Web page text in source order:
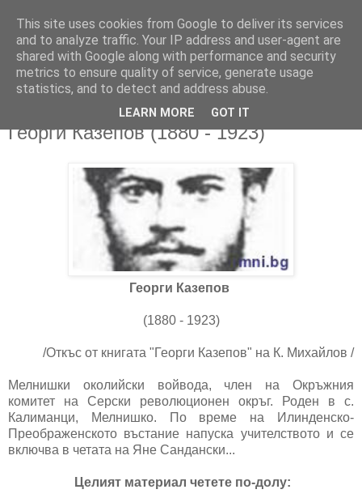
Георги Казепов (1880 - 1923)
Георги Казепов
(1880 - 1923)
/Откъс от книгата "Георги Казепов" на К. Михайлов /
Мелнишки околийски войвода, член на Окръжния
комитет на Серски революционен окръг. Роден в с.
Калиманци, Мелнишко. По време на Илинденско-
Преображенското въстание напуска учителството и се
включва в четата на Яне Сандански...
Целият материал четете по-долу:
This site uses cookies from Google to deliver its services
and to analyze traffic. Your IP address and user-agent are
shared with Google along with performance and security
metrics to ensure quality of service, generate usage
statistics, and to detect and address abuse.
LEARN MORE GOT IT